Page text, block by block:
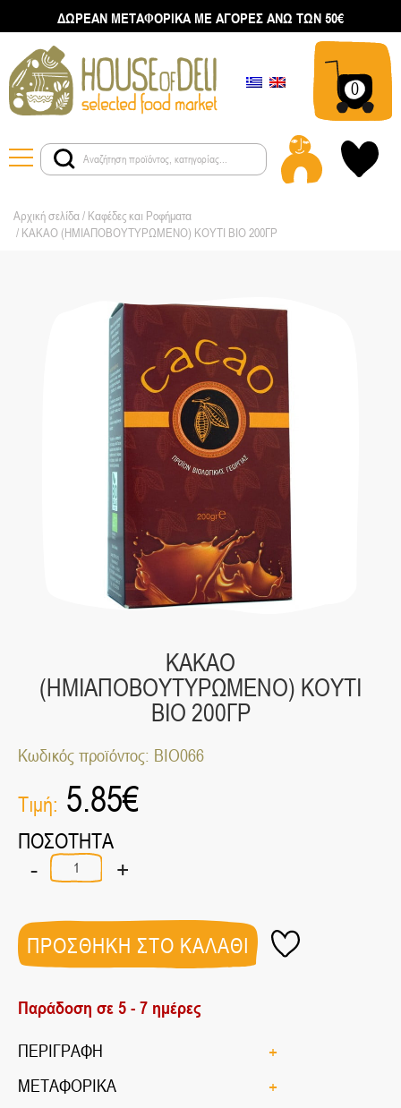
ΔΩΡΕΑΝ ΜΕΤΑΦΟΡΙΚΑ ΜΕ ΑΓΟΡΕΣ ΑΝΩ ΤΩΝ 50€
0
Αρχική σελίδα/ Καφέδες και Ροφήματα
/ ΚΑΚΑΟ (ΗΜΙΑΠΟΒΟΥΤΥΡΩΜΕΝΟ) ΚΟΥΤΙ ΒΙΟ 200ΓΡ
ΚΑΚΑΟ
(ΗΜΙΑΠΟΒΟΥΤΥΡΩΜΕΝΟ) ΚΟΥΤΙ
ΒΙΟ 200ΓΡ
Κωδικός προϊόντος: ΒΙΟ066
Τιμή: 5.85€
ΠΟΣΟΤΗΤΑ
-
ΚΑΚΑΟ
(ΗΜΙΑΠΟΒΟΥΤΥΡΩΜΕΝΟ)
ΒΙΟ
200ΓΡ
ποσότητα
+
ΠΡΟΣΘΗΚΗ ΣΤΟ ΚΑΛΑΘΙ
Παράδοση σε 5 - 7 ημέρες
ΠΕΡΙΓΡΑΦΗ
ΜΕΤΑΦΟΡΙΚΑ